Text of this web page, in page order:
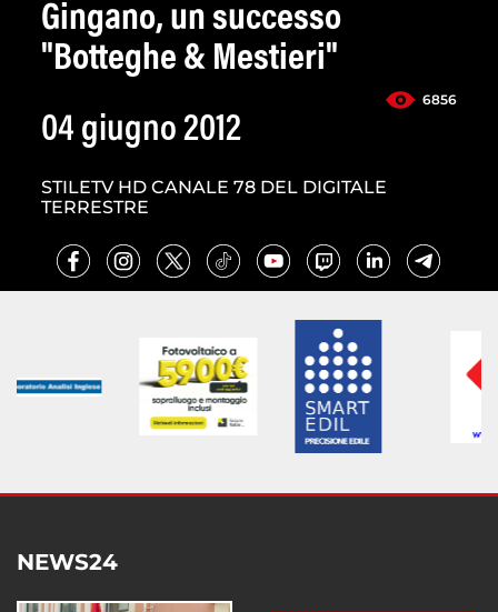
Gingano, un successo
"Botteghe & Mestieri"
6856
04 giugno 2012
STILETV HD CANALE 78 DEL DIGITALE
TERRESTRE
NEWS24